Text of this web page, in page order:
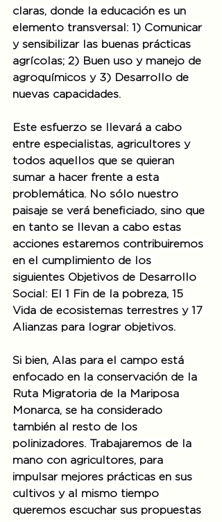
claras, donde la educación es un
elemento transversal: 1) Comunicar
y sensibilizar las buenas prácticas
agrícolas; 2) Buen uso y manejo de
agroquímicos y 3) Desarrollo de
nuevas capacidades.
Este esfuerzo se llevará a cabo
entre especialistas, agricultores y
todos aquellos que se quieran
sumar a hacer frente a esta
problemática. No sólo nuestro
paisaje se verá beneficiado, sino que
en tanto se llevan a cabo estas
acciones estaremos contribuiremos
en el cumplimiento de los
siguientes Objetivos de Desarrollo
Social: El 1 Fin de la pobreza, 15
Vida de ecosistemas terrestres y 17
Alianzas para lograr objetivos.
Si bien, Alas para el campo está
enfocado en la conservación de la
Ruta Migratoria de la Mariposa
Monarca, se ha considerado
también al resto de los
polinizadores. Trabajaremos de la
mano con agricultores, para
impulsar mejores prácticas en sus
cultivos y al mismo tiempo
queremos escuchar sus propuestas